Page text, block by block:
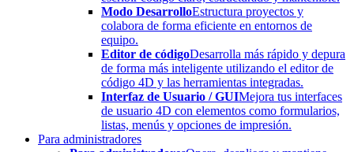
Modo DesarrolloEstructura proyectos y
colabora de forma eficiente en entornos de
equipo.
Editor de códigoDesarrolla más rápido y depura
de forma más inteligente utilizando el editor de
código 4D y las herramientas integradas.
Interfaz de Usuario / GUIMejora tus interfaces
de usuario 4D con elementos como formularios,
listas, menús y opciones de impresión.
Para administradores